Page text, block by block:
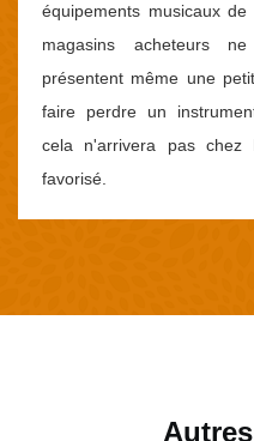
équipements musicaux
magasins acheteurs
présentent même une
faire perdre un
cela n'arrivera pas chez
favorisé.